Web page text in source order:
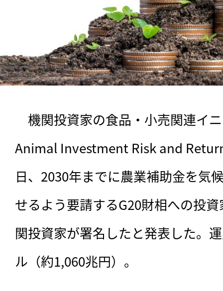
機関投資家の食品・小売関連イ
Animal Investment Risk and
日、2030年までに農業補助金を気
せるよう要請するG20財相への投
関投資家が署名したと発表した。
ル（約1,060兆円）。